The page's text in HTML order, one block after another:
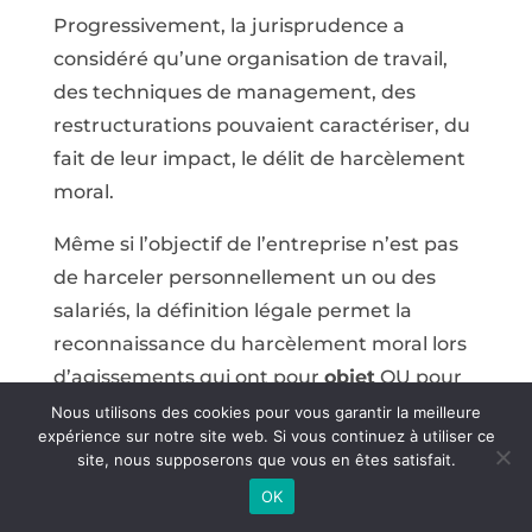
Progressivement, la jurisprudence a
considéré qu’une organisation de travail,
des techniques de management, des
restructurations pouvaient caractériser, du
fait de leur impact, le délit de harcèlement
moral.
Même si l’objectif de l’entreprise n’est pas
de harceler personnellement un ou des
salariés, la définition légale permet la
reconnaissance du harcèlement moral lors
d’agissements qui ont pour objetOU pour
effetune atteinte à la dignité de la
personne et une dégradation des
conditions de travail.
Nous utilisons des cookies pour vous garantir la meilleure
expérience sur notre site web. Si vous continuez à utiliser ce
site, nous supposerons que vous en êtes satisfait.
OK